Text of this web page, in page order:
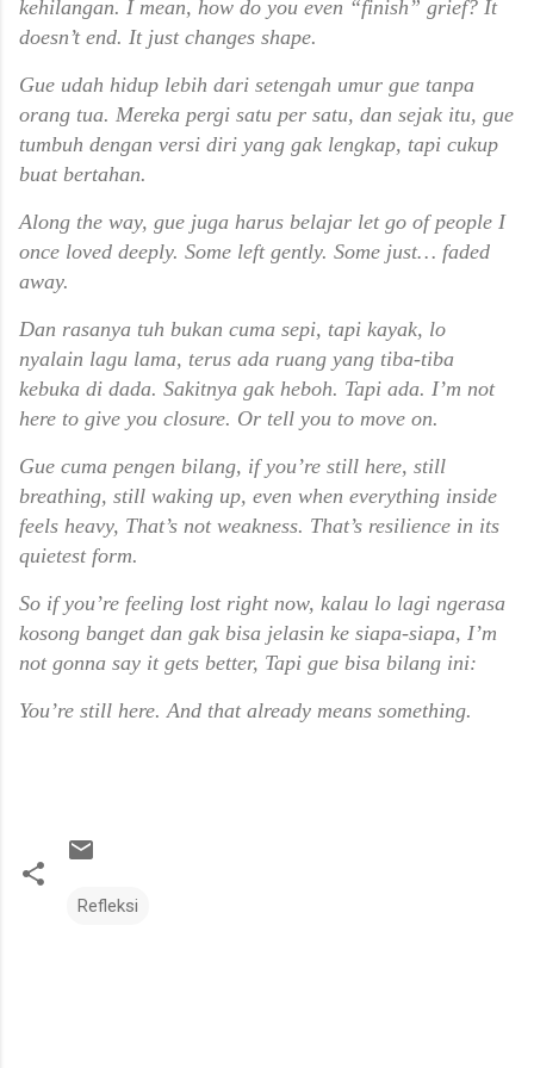
kehilangan. I mean, how do you even “finish” grief? It
doesn’t end. It just changes shape.
Gue udah hidup lebih dari setengah umur gue tanpa
orang tua. Mereka pergi satu per satu, dan sejak itu, gue
tumbuh dengan versi diri yang gak lengkap, tapi cukup
buat bertahan.
Along the way, gue juga harus belajar let go of people I
once loved deeply. Some left gently. Some just… faded
away.
Dan rasanya tuh bukan cuma sepi, tapi kayak, lo
nyalain lagu lama, terus ada ruang yang tiba-tiba
kebuka di dada. Sakitnya gak heboh. Tapi ada. I’m not
here to give you closure. Or tell you to move on.
Gue cuma pengen bilang, if you’re still here, still
breathing, still waking up, even when everything inside
feels heavy, That’s not weakness. That’s resilience in its
quietest form.
So if you’re feeling lost right now, kalau lo lagi ngerasa
kosong banget dan gak bisa jelasin ke siapa-siapa, I’m
not gonna say it gets better, Tapi gue bisa bilang ini:
You’re still here. And that already means something.
Refleksi